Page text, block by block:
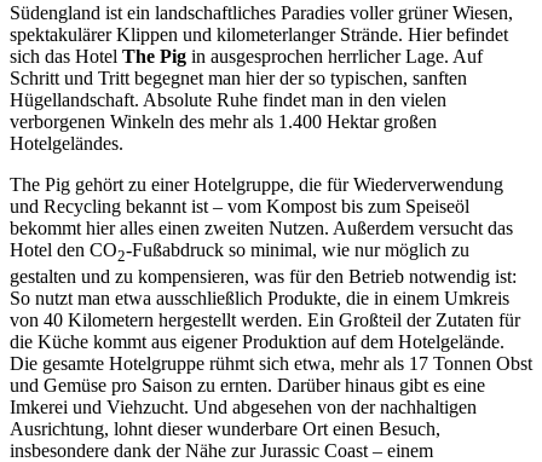
Südengland ist ein landschaftliches Paradies voller grüner Wiesen,
spektakulärer Klippen und kilometerlanger Strände. Hier befindet
sich das Hotel The Pig in ausgesprochen herrlicher Lage. Auf
Schritt und Tritt begegnet man hier der so typischen, sanften
Hügellandschaft. Absolute Ruhe findet man in den vielen
verborgenen Winkeln des mehr als 1.400 Hektar großen
Hotelgeländes.
The Pig gehört zu einer Hotelgruppe, die für Wiederverwendung
und Recycling bekannt ist – vom Kompost bis zum Speiseöl
bekommt hier alles einen zweiten Nutzen. Außerdem versucht das
Hotel den CO2-Fußabdruck so minimal, wie nur möglich zu
gestalten und zu kompensieren, was für den Betrieb notwendig ist:
So nutzt man etwa ausschließlich Produkte, die in einem Umkreis
von 40 Kilometern hergestellt werden. Ein Großteil der Zutaten für
die Küche kommt aus eigener Produktion auf dem Hotelgelände.
Die gesamte Hotelgruppe rühmt sich etwa, mehr als 17 Tonnen Obst
und Gemüse pro Saison zu ernten. Darüber hinaus gibt es eine
Imkerei und Viehzucht. Und abgesehen von der nachhaltigen
Ausrichtung, lohnt dieser wunderbare Ort einen Besuch,
insbesondere dank der Nähe zur Jurassic Coast – einem